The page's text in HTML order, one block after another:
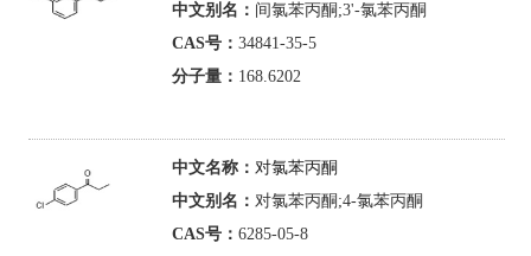
中文别名： 间氯苯丙酮;3'-氯苯丙酮
CAS号： 34841-35-5
分子量： 168.6202
中文名称： 对氯苯丙酮
中文别名： 对氯苯丙酮;4-氯苯丙酮
CAS号： 6285-05-8